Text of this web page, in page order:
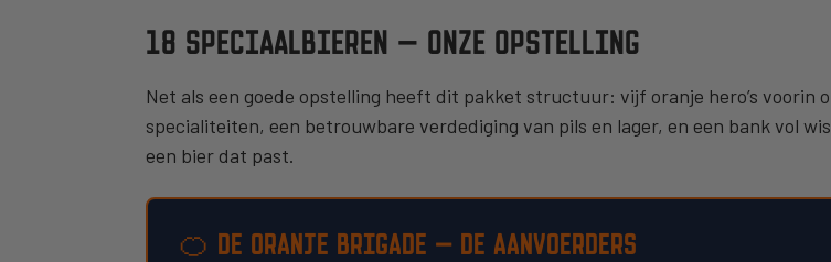
18 SPECIAALBIEREN — ONZE OPSTELLING
Net als een goede opstelling heeft dit pakket structuur: vijf oranje hero’s voorin
specialiteiten, een betrouwbare verdediging van pils en lager, en een bank vol
een bier dat past.
🍊 DE ORANJE BRIGADE — DE AANVOERDERS